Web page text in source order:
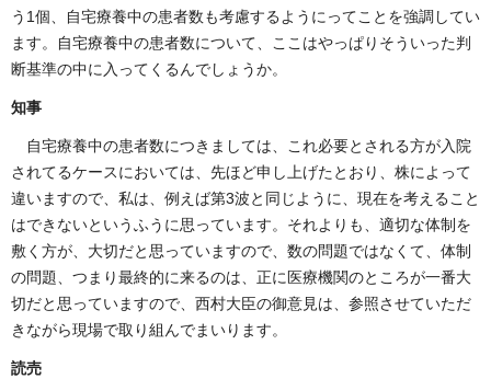
う1個、自宅療養中の患者数も考慮するようにってことを強調してい
ます。自宅療養中の患者数について、ここはやっぱりそういった判
断基準の中に入ってくるんでしょうか。
知事
自宅療養中の患者数につきましては、これ必要とされる方が入院
されてるケースにおいては、先ほど申し上げたとおり、株によって
違いますので、私は、例えば第3波と同じように、現在を考えること
はできないというふうに思っています。それよりも、適切な体制を
敷く方が、大切だと思っていますので、数の問題ではなくて、体制
の問題、つまり最終的に来るのは、正に医療機関のところが一番大
切だと思っていますので、西村大臣の御意見は、参照させていただ
きながら現場で取り組んでまいります。
読売